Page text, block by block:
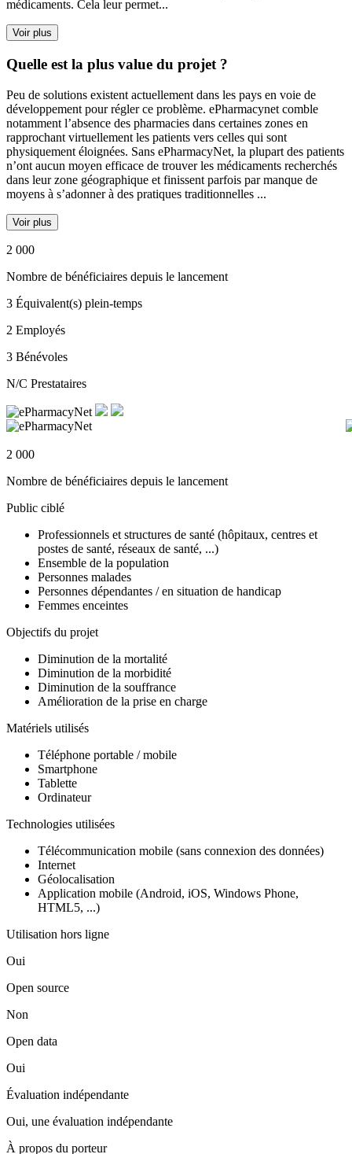
médicaments. Cela leur permet...
Voir plus
Quelle est la plus value du projet ?
Peu de solutions existent actuellement dans les pays en voie de
développement pour régler ce problème. ePharmacynet comble
notamment l’absence des pharmacies dans certaines zones en
rapprochant virtuellement les patients vers celles qui sont
physiquement éloignées. Sans ePharmacyNet, la plupart des patients
n’ont aucun moyen efficace de trouver les médicaments recherchés
dans leur zone géographique et finissent parfois par manque de
moyens à s’adonner à des pratiques traditionnelles ...
Voir plus
2 000
Nombre de bénéficiaires depuis le lancement
3 Équivalent(s) plein-temps
2 Employés
3 Bénévoles
N/C Prestataires
2 000
Nombre de bénéficiaires depuis le lancement
Public ciblé
Professionnels et structures de santé (hôpitaux, centres et
postes de santé, réseaux de santé, ...)
Ensemble de la population
Personnes malades
Personnes dépendantes / en situation de handicap
Femmes enceintes
Objectifs du projet
Diminution de la mortalité
Diminution de la morbidité
Diminution de la souffrance
Amélioration de la prise en charge
Matériels utilisés
Téléphone portable / mobile
Smartphone
Tablette
Ordinateur
Technologies utilisées
Télécommunication mobile (sans connexion des données)
Internet
Géolocalisation
Application mobile (Android, iOS, Windows Phone,
HTML5, ...)
Utilisation hors ligne
Oui
Open source
Non
Open data
Oui
Évaluation indépendante
Oui, une évaluation indépendante
À propos du porteur